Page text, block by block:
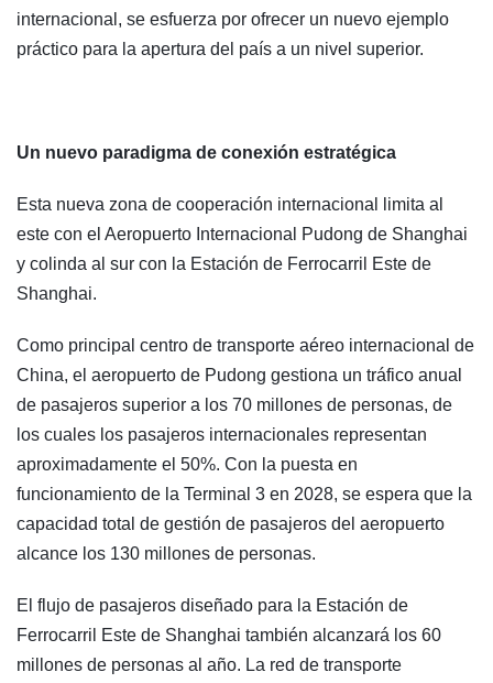
internacional, se esfuerza por ofrecer un nuevo ejemplo
práctico para la apertura del país a un nivel superior.
Un nuevo paradigma de conexión estratégica
Esta nueva zona de cooperación internacional limita al
este con el Aeropuerto Internacional Pudong de Shanghai
y colinda al sur con la Estación de Ferrocarril Este de
Shanghai.
Como principal centro de transporte aéreo internacional de
China, el aeropuerto de Pudong gestiona un tráfico anual
de pasajeros superior a los 70 millones de personas, de
los cuales los pasajeros internacionales representan
aproximadamente el 50%. Con la puesta en
funcionamiento de la Terminal 3 en 2028, se espera que la
capacidad total de gestión de pasajeros del aeropuerto
alcance los 130 millones de personas.
El flujo de pasajeros diseñado para la Estación de
Ferrocarril Este de Shanghai también alcanzará los 60
millones de personas al año. La red de transporte